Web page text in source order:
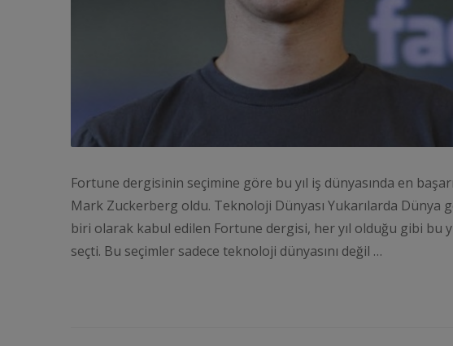
Fortune dergisinin seçimine göre bu yıl iş dünyasında en
Mark Zuckerberg oldu. Teknoloji Dünyası Yukarılarda Dünya
biri olarak kabul edilen Fortune dergisi, her yıl olduğu gibi bu
seçti. Bu seçimler sadece teknoloji dünyasını değil …